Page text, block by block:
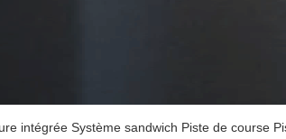
intégrée Système sandwich Piste de course